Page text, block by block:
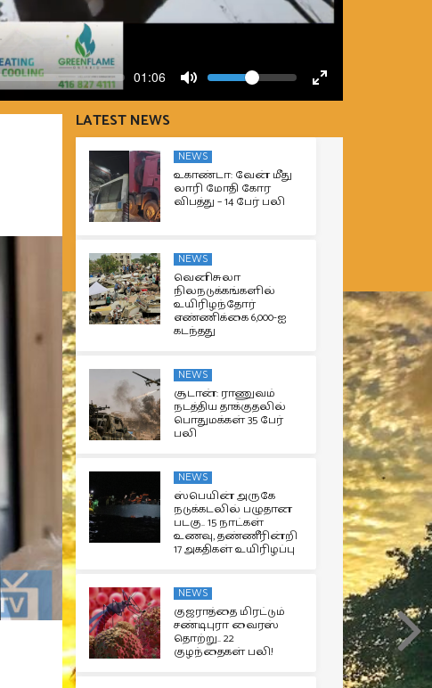
Current
01:06
Mute
Volume
Fullscreen
LATEST NEWS
NEWS
உகாண்டா: வேன் மீது
லாரி மோதி கோர
விபத்து – 14 பேர் பலி
NEWS
வெனிசுலா
நிலநடுக்கங்களில்
உயிரிழந்தோர்
எண்ணிக்கை 6,000-ஐ
கடந்தது
NEWS
சூடான்: ராணுவம்
நடத்திய தாக்குதலில்
பொதுமக்கள் 35 பேர்
பலி
NEWS
ஸ்பெயின் அருகே
நடுக்கடலில் பழுதான
படகு.. 15 நாட்கள்
உணவு, தண்ணீரின்றி
17 அகதிகள் உயிரிழப்பு
NEWS
குஜராத்தை மிரட்டும்
சண்டிபுரா வைரஸ்
தொற்று.. 22
குழந்தைகள் பலி!